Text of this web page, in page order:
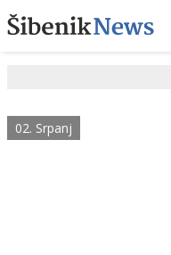
02. Srpanj